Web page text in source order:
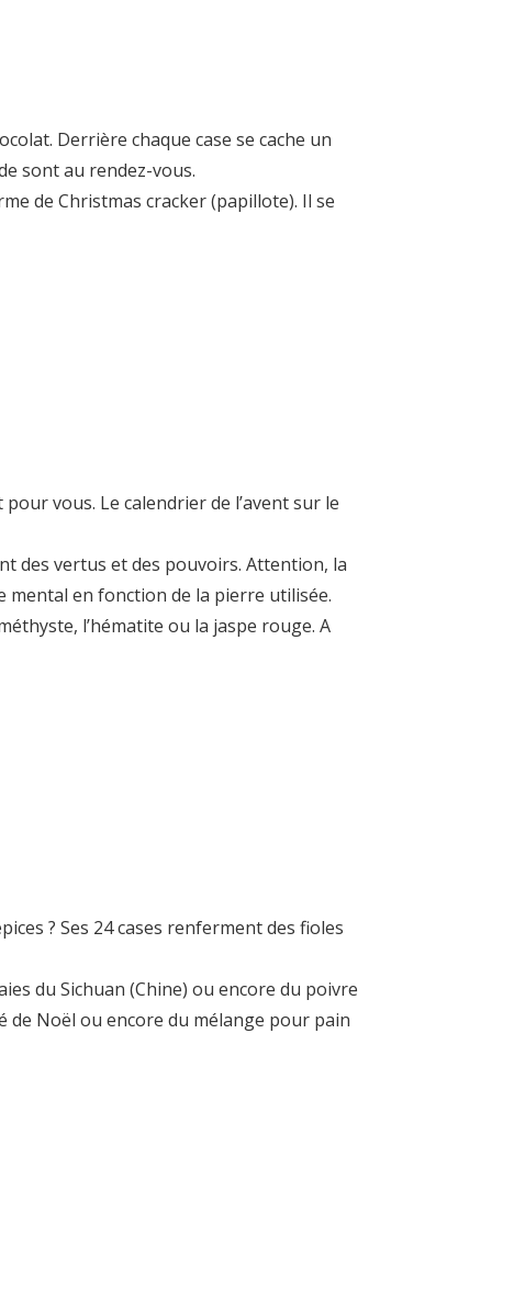
Derrière chaque case se cache un
sont au rendez-vous.
de Christmas cracker (papillote). Il se
vous. Le calendrier de l’avent sur le
des vertus et des pouvoirs. Attention, la
mental en fonction de la pierre utilisée.
l’hématite ou la jaspe rouge. A
? Ses 24 cases renferment des fioles
du Sichuan (Chine) ou encore du poivre
de Noël ou encore du mélange pour pain